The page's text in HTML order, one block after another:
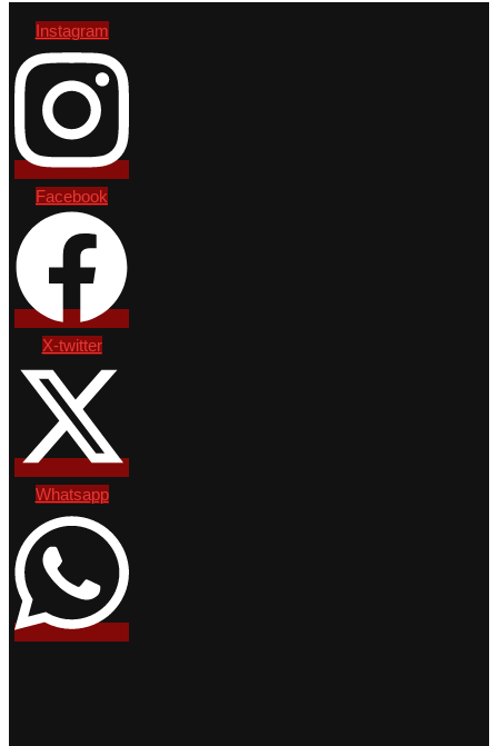
Instagram
Facebook
X-twitter
Whatsapp